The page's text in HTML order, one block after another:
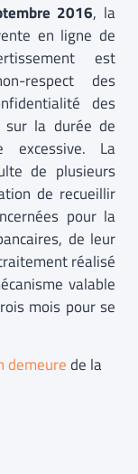
2016, la
en ligne de
est
respect des
des
sur la durée de
excessive. La
de plusieurs
de recueillir
pour la
de leur
réalisé
valable
mois pour se
demeurede la